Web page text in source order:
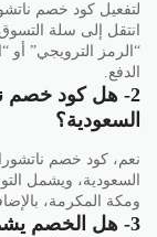
لتفعيل كود خصم
انتقل إلى سلة
“الرمز الترويجي”
الدفع.
2- هل كود خصم
السعودية؟
نعم، كود خصم
السعودية، ويشمل
ومكة المكرمة،
3- هل الخصم